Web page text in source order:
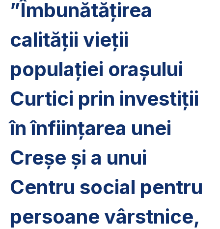
”Îmbunătățirea
calității vieții
populației orașului
Curtici prin investiții
în înființarea unei
Creșe și a unui
Centru social pentru
persoane vârstnice,